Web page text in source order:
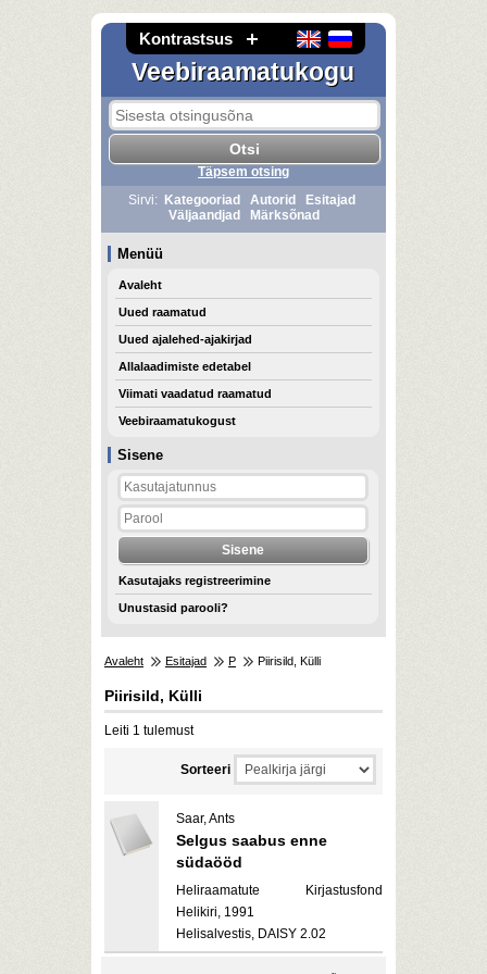
Kontrastsus
Veebiraamatukogu
Sisene
Kasutajaks registreerimine
Unustasid parooli?
Täpsem otsing
Sirvi:
Kategooriad Autorid
Esitajad
Väljaandjad
Märksõnad
Menüü
Avaleht
Uued raamatud
Uued ajalehed-ajakirjad
Allalaadimiste edetabel
Viimati vaadatud raamatud
Veebiraamatukogust
Avaleht Esitajad P Piirisild, Külli
Piirisild, Külli
Leiti 1 tulemust
Sorteeri
Saar, Ants
Selgus saabus enne
südaööd
Heliraamatute Kirjastusfond
Helikiri, 1991
Helisalvestis, DAISY 2.02